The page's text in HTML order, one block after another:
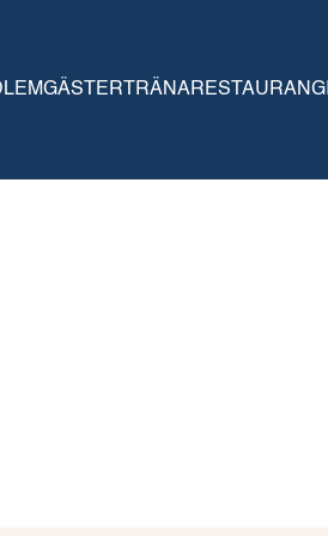
GÄSTERTRÄNARESTAURANG